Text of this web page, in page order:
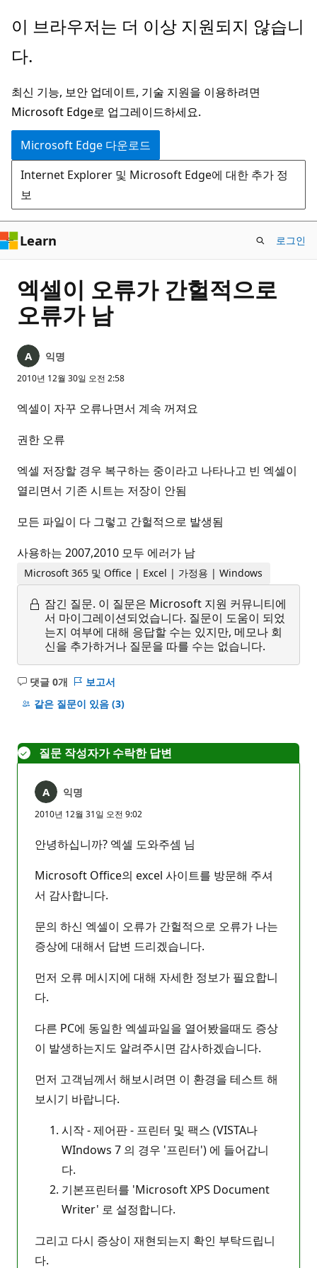
주
콘
츠
로
건
너
뛰
기
이 브라우저는 더 이상 지원되지 않습니
다.
최신 기능, 보안 업데이트, 기술 지원을 이용하려면
Microsoft Edge로 업그레이드하세요.
Microsoft Edge 다운로드
Internet Explorer 및 Microsoft Edge에 대한 추가 정
보
Learn 로그인
엑셀이 오류가 간헐적으로
오류가 남
익명
2010년 12월 30일 오전 2:58
엑셀이 자꾸 오류나면서 계속 꺼져요
권한 오류
엑셀 저장할 경우 복구하는 중이라고 나타나고 빈 엑셀이
열리면서 기존 시트는 저장이 안됨
모든 파일이 다 그렇고 간헐적으로 발생됨
사용하는 2007,2010 모두 에러가 남
Microsoft 365 및 Office | Excel | 가정용 | Windows
잠긴 질문. 이 질문은 Microsoft 지원 커뮤니티에
서 마이그레이션되었습니다. 질문이 도움이 되었
는지 여부에 대해 응답할 수는 있지만, 메모나 회
신을 추가하거나 질문을 따를 수는 없습니다.
댓글 0개
설
명
보고서
같은 질문이 있음 (3)
질문 작성자가 수락한 답변
익명
2010년 12월 31일 오전 9:02
안녕하십니까? 엑셀 도와주셈 님
Microsoft Office의 excel 사이트를 방문해 주셔
서 감사합니다.
문의 하신 엑셀이 오류가 간헐적으로 오류가 나는
증상에 대해서 답변 드리겠습니다.
먼저 오류 메시지에 대해 자세한 정보가 필요합니
다.
다른 PC에 동일한 엑셀파일을 열어봤을때도 증상
이 발생하는지도 알려주시면 감사하겠습니다.
먼저 고객님께서 해보시려면 이 환경을 테스트 해
보시기 바랍니다.
시작 - 제어판 - 프린터 및 팩스 (VISTA나
WIndows 7 의 경우 '프린터') 에 들어갑니
다.
기본프린터를 'Microsoft XPS Document
Writer' 로 설정합니다.
그리고 다시 증상이 재현되는지 확인 부탁드립니
다.